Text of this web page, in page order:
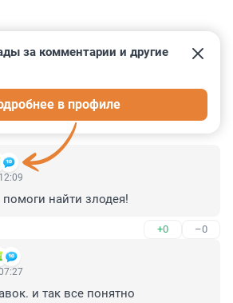
14
за комментарии и другие
в профиле
найти злодея!
+0 –0
и так все понятно